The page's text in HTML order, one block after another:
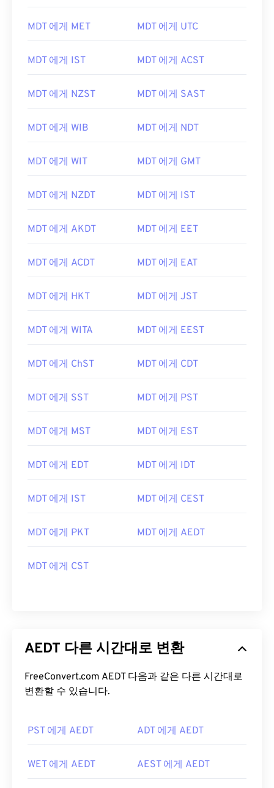
MDT 에게 MET MDT 에게 UTC
MDT 에게 IST MDT 에게 ACST
MDT 에게 NZST MDT 에게 SAST
MDT 에게 WIB MDT 에게 NDT
MDT 에게 WIT MDT 에게 GMT
MDT 에게 NZDT MDT 에게 IST
MDT 에게 AKDT MDT 에게 EET
MDT 에게 ACDT MDT 에게 EAT
MDT 에게 HKT MDT 에게 JST
MDT 에게 WITA MDT 에게 EEST
MDT 에게 ChST MDT 에게 CDT
MDT 에게 SST MDT 에게 PST
MDT 에게 MST MDT 에게 EST
MDT 에게 EDT MDT 에게 IDT
MDT 에게 IST MDT 에게 CEST
MDT 에게 PKT MDT 에게 AEDT
MDT 에게 CST
AEDT 다른 시간대로 변환
FreeConvert.com AEDT 다음과 같은 다른 시간대로
변환할 수 있습니다.
PST 에게 AEDT ADT 에게 AEDT
WET 에게 AEDT AEST 에게 AEDT